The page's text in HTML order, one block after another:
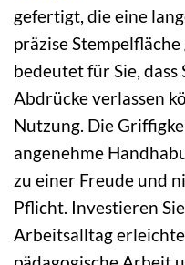
gefertigt, die eine
präzise
bedeutet für Sie, dass
Abdrücke verlassen
Nutzung. Die
angenehme
zu einer Freude und
Pflicht. Investieren
Arbeitsalltag